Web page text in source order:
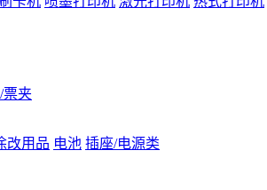
票夹
改用品 电池 插座/电源类